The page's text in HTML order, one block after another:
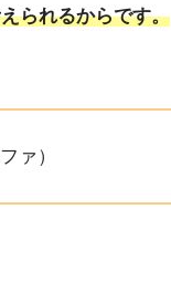
られるからです。
ァ）